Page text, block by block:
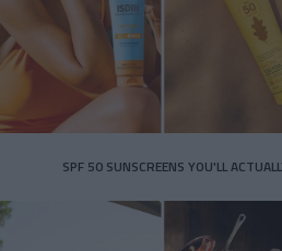
SPF 50 SUNSCREENS YOU'LL